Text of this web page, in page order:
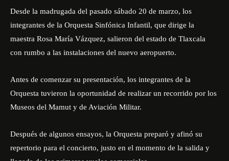
Desde la madrugada del pasado sábado 20 de marzo, los
integrantes de la Orquesta Sinfónica Infantil, que dirige la
maestra Rosa María Vázquez, salieron del estado de Tlaxcala
con rumbo a las instalaciones del nuevo aeropuerto.
Antes de comenzar su presentación, los integrantes de la
Orquesta tuvieron la oportunidad de realizar un recorrido por los
Museos del Mamut y de Aviación Militar.
Después de algunos ensayos, la Orquesta preparó y afinó su
repertorio para el concierto, justo en el momento de la salida y